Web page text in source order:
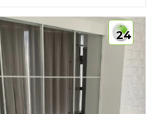
24